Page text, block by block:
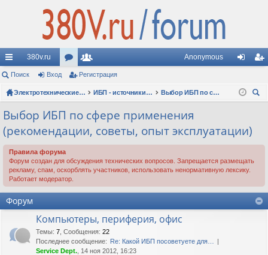
с
ы
лк
и
380v.ru
ор
ум
ы
ол
ьз
ат
ел
и
Anonymous
д ис
ия
Поиск Вход Регистрация
Электротехнические форумы ИБП - источники бесперебойного питания
Выбор ИБП по сфере применения (рекомендации, советы, опыт эксплуатации)
Выбор ИБП по сфере применения
(рекомендации, советы, опыт эксплуатации)
Правила форума
Форум создан для обсуждения технических вопросов. Запрещается размещать
рекламу, спам, оскорблять участников, использовать ненормативную лексику.
Работает модератор.
Форум
Компьютеры, периферия, офис
Темы: 7 Сообщения: 22
Последнее сообщение: Re: Какой ИБП посоветуете для…
Service Dept. , 14 ноя 2012, 16:23